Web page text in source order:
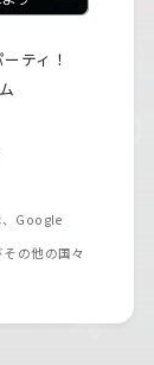
ティ！
Google
の他の国々